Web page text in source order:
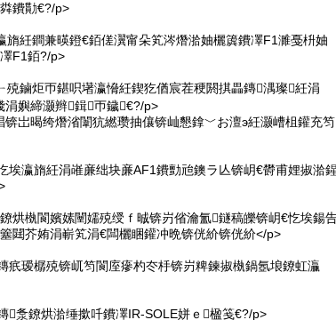
鐨勩€?/p>
旓紝鐧兼暎鐙€銆傞瀷甯朵笂涔熸湁妯欐簴鐨凙F1濉戞枡妯
F1銆?/p>
殑鏀炬帀鍖呮墸瀛愶紝鍥犵偤宸茬稉閼掑畾鏄湡璨紝涓
涓嬩締灏辫鍓帀鐬€?/p>
岀暍绔熸渻闈犺繎瓒抽儴锛屾懇鎿﹀お澶э紝灏嶆柤鑵充笉
埃瀛旓紝涓嶉亷绌块亷AF1鐨勯兘鐭ラ亾锛岄€欎甫娌掓湁
烘槸閬嬪嫊闉嬬殑绶ｆ晠锛岃偗瀹氳鐩稿皪锛岄€忔埃鍚
閮芥姷涓嶄笂涓€闆欐睏鑵冲晩锛侊紒锛侊紒</p>
瑷樼殑锛屼笉閬庢瘮杓冭杽锛岃粺鍊掓槸鍋氬埌鐐虹灜
洜鐐烘湁缍撳吀鐨凙IR-SOLE姘ｅ楹笺€?/p>